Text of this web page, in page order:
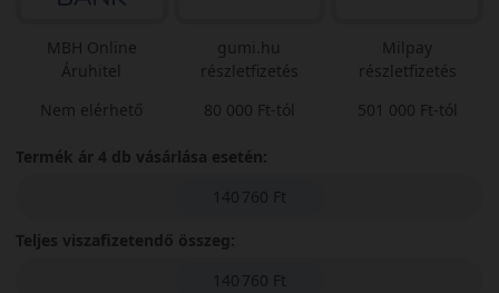
MBH Online
Áruhitel
Nem elérhető
gumi.hu
részletfizetés
80 000 Ft-tól
Milpay
részletfizetés
501 000 Ft-tól
Termék ár 4 db vásárlása esetén:
140 760 Ft
Teljes viszafizetendő összeg:
140 760 Ft